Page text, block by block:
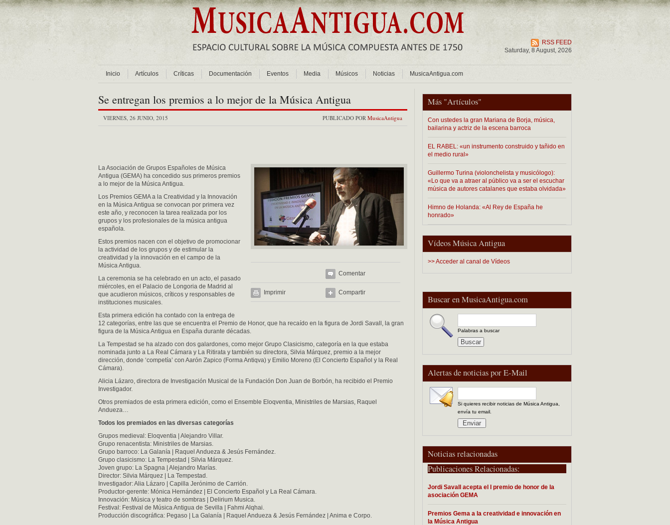
RSS FEED
Saturday, 8 August, 2026
Inicio Artículos Críticas Documentación Eventos Media Músicos Noticias MusicaAntigua.com
Más "Artículos"
Con ustedes la gran Mariana de Borja, música,
bailarina y actriz de la escena barroca
EL RABEL: «un instrumento construido y tañido en
el medio rural»
Guillermo Turina (violonchelista y musicólogo):
«Lo que va a atraer al público va a ser el escuchar
música de autores catalanes que estaba olvidada»
Himno de Holanda: «Al Rey de España he
honrado»
Vídeos Música Antigua
>> Acceder al canal de Vídeos
Buscar en MusicaAntigua.com
Palabras a buscar
Alertas de noticias por E-Mail
Si quieres recibir noticias de Música Antigua,
envía tu email.
Noticias relacionadas
Publicaciones Relacionadas:
Jordi Savall acepta el I premio de honor de la
asociación GEMA
Premios Gema a la creatividad e innovación en
la Música Antigua
Se entregan los premios a lo mejor de la Música Antigua
PUBLICADO POR MusicaAntigua
VIERNES, 26 JUNIO, 2015
Comentar
Imprimir Compartir
La Asociación de Grupos Españoles de Música
Antigua (GEMA) ha concedido sus primeros premios
a lo mejor de la Música Antigua.
Los Premios GEMA a la Creatividad y la Innovación
en la Música Antigua se convocan por primera vez
este año, y reconocen la tarea realizada por los
grupos y los profesionales de la música antigua
española.
Estos premios nacen con el objetivo de promocionar
la actividad de los grupos y de estimular la
creatividad y la innovación en el campo de la
Música Antigua.
La ceremonia se ha celebrado en un acto, el pasado
miércoles, en el Palacio de Longoria de Madrid al
que acudieron músicos, críticos y responsables de
instituciones musicales.
Esta primera edición ha contado con la entrega de
12 categorías, entre las que se encuentra el Premio de Honor, que ha recaído en la figura de Jordi Savall, la gran
figura de la Música Antigua en España durante décadas.
La Tempestad se ha alzado con dos galardones, como mejor Grupo Clasicismo, categoría en la que estaba
nominada junto a La Real Cámara y La Ritirata y también su directora, Silvia Márquez, premio a la mejor
dirección, donde ‘competía’ con Aarón Zapico (Forma Antiqva) y Emilio Moreno (El Concierto Español y la Real
Cámara).
Alicia Lázaro, directora de Investigación Musical de la Fundación Don Juan de Borbón, ha recibido el Premio
Investigador.
Otros premiados de esta primera edición, como el Ensemble Eloqventia, Ministriles de Marsias, Raquel
Andueza…
Todos los premiados en las diversas categorías
Grupos medieval: Eloqventia | Alejandro Villar.
Grupo renacentista: Ministriles de Marsias.
Grupo barroco: La Galanía | Raquel Andueza & Jesús Fernández.
Grupo clasicismo: La Tempestad | Silvia Márquez.
Joven grupo: La Spagna | Alejandro Marías.
Director: Silvia Márquez | La Tempestad.
Investigador: Alia Lázaro | Capilla Jerónimo de Carrión.
Productor-gerente: Mónica Hernández | El Concierto Español y La Real Cámara.
Innovación: Música y teatro de sombras | Delirium Musica.
Festival: Festival de Música Antigua de Sevilla | Fahmi Alqhai.
Producción discográfica: Pegaso | La Galanía | Raquel Andueza & Jesús Fernández | Anima e Corpo.